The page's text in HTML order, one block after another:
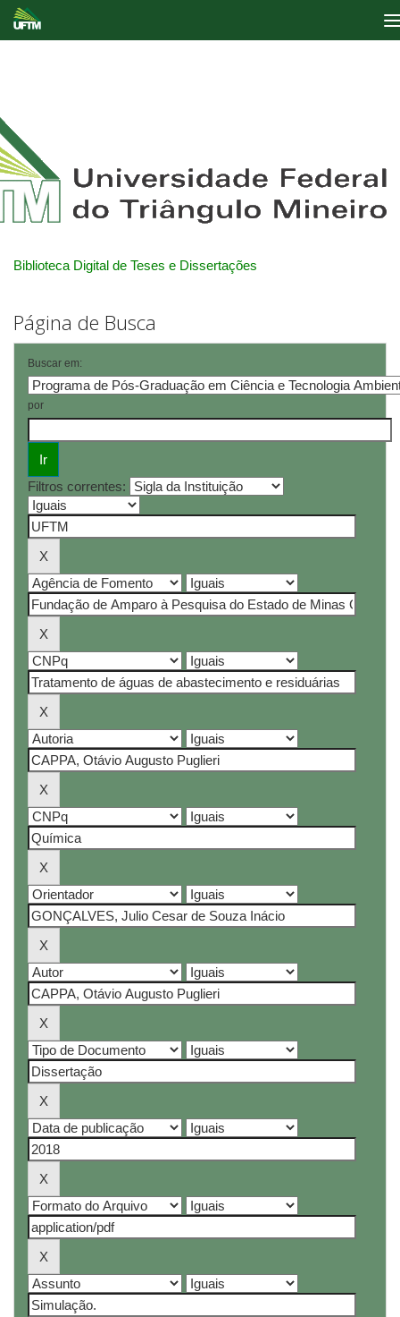
Biblioteca Digital de Teses e Dissertações
Página de Busca
Buscar em:
por
Filtros correntes: